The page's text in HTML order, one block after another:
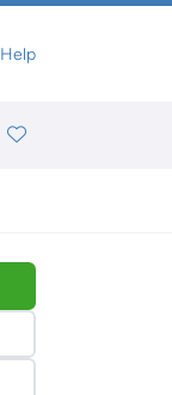
Help